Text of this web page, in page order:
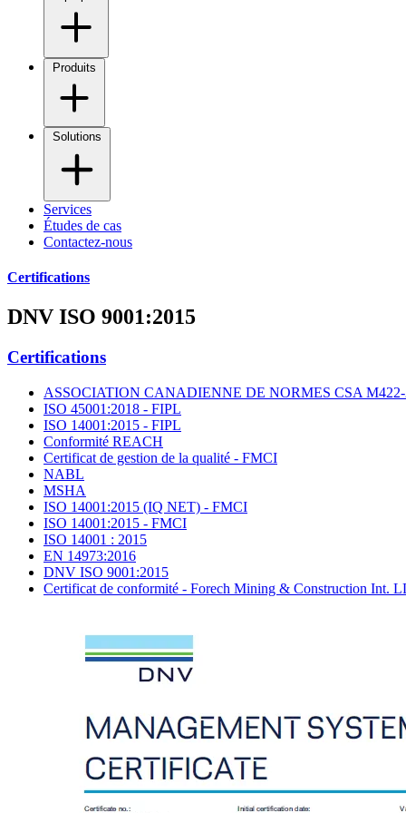
Services
Études de cas
Contactez-nous
Certifications
DNV ISO 9001:2015
Certifications
ASSOCIATION CANADIENNE DE NORMES CSA
ISO 45001:2018 - FIPL
ISO 14001:2015 - FIPL
Conformité REACH
Certificat de gestion de la qualité - FMCI
NABL
MSHA
ISO 14001:2015 (IQ NET) - FMCI
ISO 14001:2015 - FMCI
ISO 14001 : 2015
EN 14973:2016
DNV ISO 9001:2015
Certificat de conformité - Forech Mining & Construction Int.